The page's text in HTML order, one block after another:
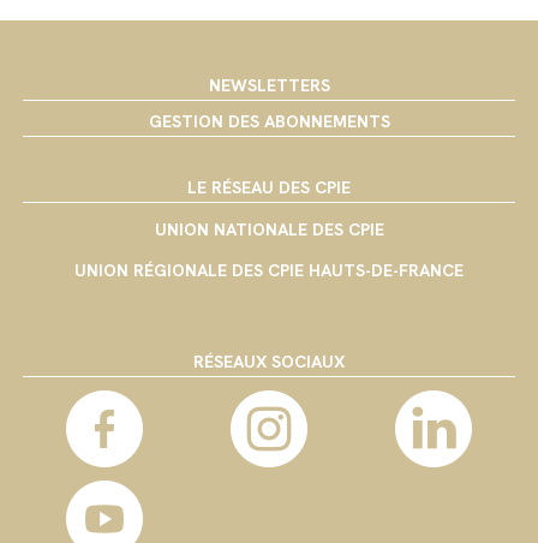
NEWSLETTERS
GESTION DES ABONNEMENTS
LE RÉSEAU DES CPIE
UNION NATIONALE DES CPIE
UNION RÉGIONALE DES CPIE HAUTS-DE-FRANCE
RÉSEAUX SOCIAUX